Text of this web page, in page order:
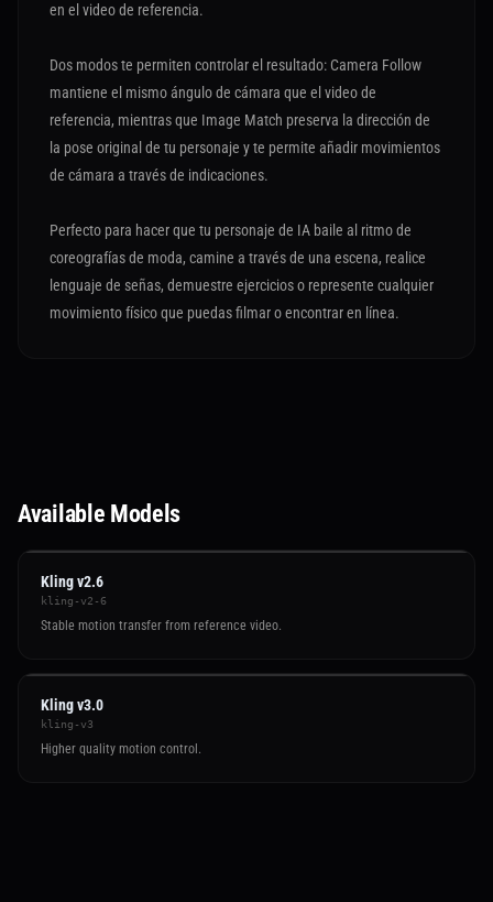
en el video de referencia.
Dos modos te permiten controlar el resultado: Camera Follow
mantiene el mismo ángulo de cámara que el video de
referencia, mientras que Image Match preserva la dirección de
la pose original de tu personaje y te permite añadir movimientos
de cámara a través de indicaciones.
Perfecto para hacer que tu personaje de IA baile al ritmo de
coreografías de moda, camine a través de una escena, realice
lenguaje de señas, demuestre ejercicios o represente cualquier
movimiento físico que puedas filmar o encontrar en línea.
Available Models
Kling v2.6
kling-v2-6
Stable motion transfer from reference video.
Kling v3.0
kling-v3
Higher quality motion control.